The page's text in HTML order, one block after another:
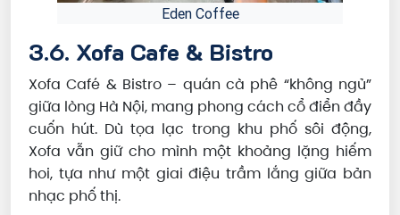
Eden Coffee
3.6. Xofa Cafe & Bistro
Xofa Café & Bistro – quán cà phê “không ngủ”
giữa lòng Hà Nội, mang phong cách cổ điển đầy
cuốn hút. Dù tọa lạc trong khu phố sôi động,
Xofa vẫn giữ cho mình một khoảng lặng hiếm
hoi, tựa như một giai điệu trầm lắng giữa bản
nhạc phố thị.